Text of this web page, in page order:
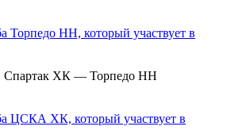
Спартак ХК — Торпедо НН